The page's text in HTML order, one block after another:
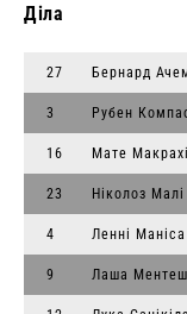
Діла
27 Бернард
3 Рубен
16 Мате
23 Ніколоз Малі
4 Ленні Маніса
9 Лаша